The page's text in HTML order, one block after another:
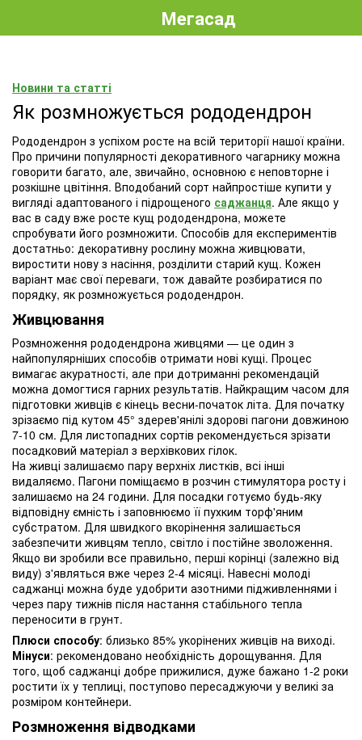
Мегасад
Новини та статті
Як розмножується рододендрон
Рододендрон з успіхом росте на всій території нашої країни.
Про причини популярності декоративного чагарнику можна
говорити багато, але, звичайно, основною є неповторне і
розкішне цвітіння. Вподобаний сорт найпростіше купити у
вигляді адаптованого і підрощеного саджанця. Але якщо у
вас в саду вже росте кущ рододендрона, можете
спробувати його розмножити. Способів для експериментів
достатньо: декоративну рослину можна живцювати,
виростити нову з насіння, розділити старий кущ. Кожен
варіант має свої переваги, тож давайте розбиратися по
порядку, як розмножується рододендрон.
Живцювання
Розмноження рододендрона живцями — це один з
найпопулярніших способів отримати нові кущі. Процес
вимагає акуратності, але при дотриманні рекомендацій
можна домогтися гарних результатів. Найкращим часом для
підготовки живців є кінець весни-початок літа. Для початку
зрізаємо під кутом 45° здерев'янілі здорові пагони довжиною
7-10 см. Для листопадних сортів рекомендується зрізати
посадковий матеріал з верхівкових гілок.
На живці залишаємо пару верхніх листків, всі інші
видаляємо. Пагони поміщаємо в розчин стимулятора росту і
залишаємо на 24 години. Для посадки готуємо будь-яку
відповідну ємність і заповнюємо її пухким торф'яним
субстратом. Для швидкого вкорінення залишається
забезпечити живцям тепло, світло і постійне зволоження.
Якщо ви зробили все правильно, перші корінці (залежно від
виду) з'являться вже через 2-4 місяці. Навесні молоді
саджанці можна буде удобрити азотними підживленнями і
через пару тижнів після настання стабільного тепла
переносити в грунт.
Плюси способу: близько 85% укорінених живців на виході.
Мінуси: рекомендовано необхідність дорощування. Для
того, щоб саджанці добре прижилися, дуже бажано 1-2 роки
ростити їх у теплиці, поступово пересаджуючи у великі за
розміром контейнери.
Розмноження відводками